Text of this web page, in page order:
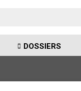
DOSSIERS